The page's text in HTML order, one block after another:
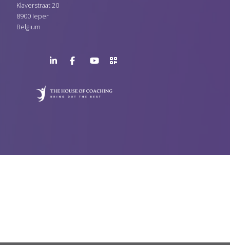
Klaverstraat 20
8900 Ieper
Belgium
PagePageChannel
QR